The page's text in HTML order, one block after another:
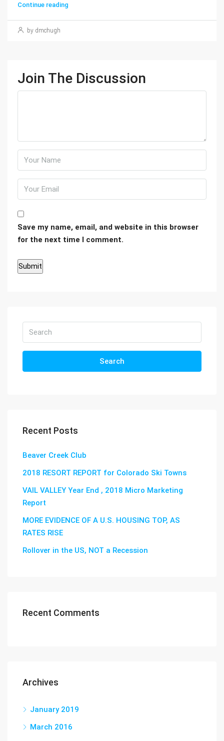
Continue reading
by dmchugh
Join The Discussion
Save my name, email, and website in this browser
for the next time I comment.
Search
Recent Posts
Beaver Creek Club
2018 RESORT REPORT for Colorado Ski Towns
VAIL VALLEY Year End , 2018 Micro Marketing
Report
MORE EVIDENCE OF A U.S. HOUSING TOP, AS
RATES RISE
Rollover in the US, NOT a Recession
Recent Comments
Archives
January 2019
March 2016